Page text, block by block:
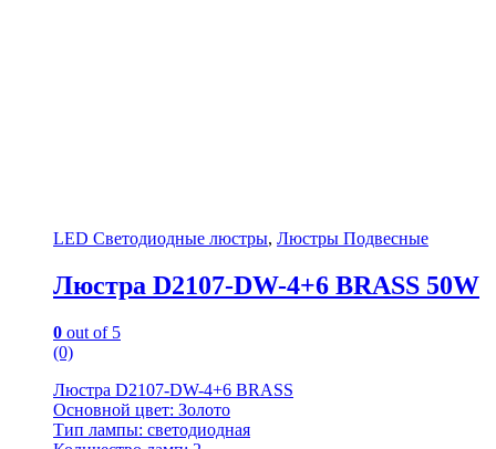
LED Светодиодные люстры, Люстры Подвесные
Люстра D2107-DW-4+6 BRASS 50W
0 out of 5
(0)
Люстра D2107-DW-4+6 BRASS
Основной цвет: Золото
Тип лампы: светодиодная